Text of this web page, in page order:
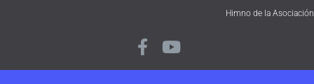
Himno de la Asociación